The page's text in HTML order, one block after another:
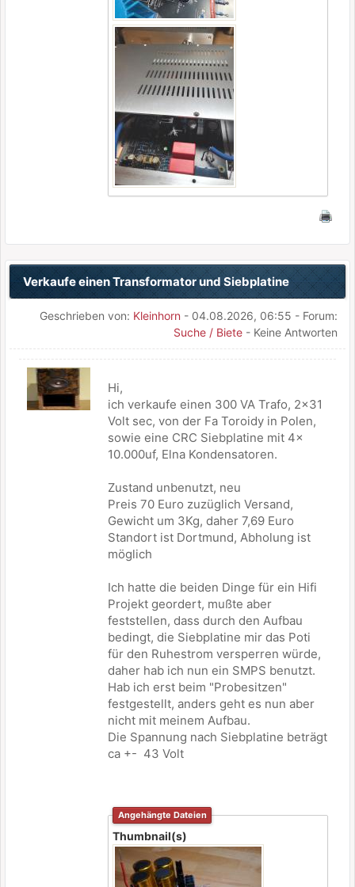
Verkaufe einen Transformator und Siebplatine
Geschrieben von: Kleinhorn - 04.08.2026, 06:55 - Forum:
Suche / Biete - Keine Antworten
Hi,
ich verkaufe einen 300 VA Trafo, 2x31
Volt sec, von der Fa Toroidy in Polen,
sowie eine CRC Siebplatine mit 4x
10.000uf, Elna Kondensatoren.
Zustand unbenutzt, neu
Preis 70 Euro zuzüglich Versand,
Gewicht um 3Kg, daher 7,69 Euro
Standort ist Dortmund, Abholung ist
möglich
Ich hatte die beiden Dinge für ein Hifi
Projekt geordert, mußte aber
feststellen, dass durch den Aufbau
bedingt, die Siebplatine mir das Poti
für den Ruhestrom versperren würde,
daher hab ich nun ein SMPS benutzt.
Hab ich erst beim "Probesitzen"
festgestellt, anders geht es nun aber
nicht mit meinem Aufbau.
Die Spannung nach Siebplatine beträgt
ca +- 43 Volt
Angehängte Dateien
Thumbnail(s)